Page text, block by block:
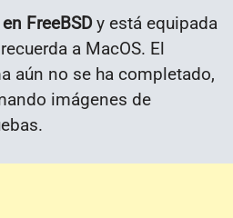
FreeBSDy está equipada
a MacOS. El
aún no se ha completado,
imágenes de